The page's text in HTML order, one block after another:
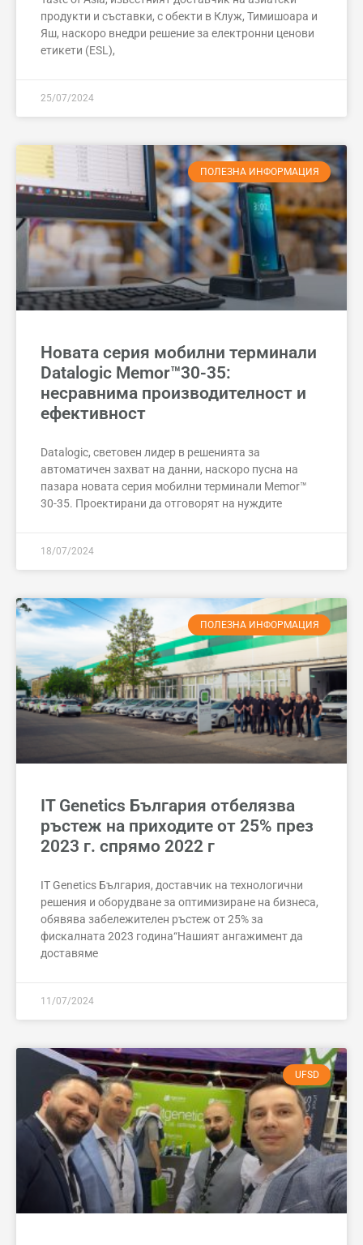
продукти и съставки, с обекти в Клуж, Тимишоара и
Яш, наскоро внедри решение за електронни ценови
етикети (ESL),
25/07/2024
ПОЛЕЗНА ИНФОРМАЦИЯ
Новата серия мобилни терминали
Datalogic Memor™30-35:
несравнима производителност и
ефективност
Datalogic, световен лидер в решенията за
автоматичен захват на данни, наскоро пусна на
пазара новата серия мобилни терминали Memor™
30-35. Проектирани да отговорят на нуждите
18/07/2024
ПОЛЕЗНА ИНФОРМАЦИЯ
IT Genetics България отбелязва
ръстеж на приходите от 25% през
2023 г. спрямо 2022 г
IT Genetics България, доставчик на технологични
решения и оборудване за оптимизиране на бизнеса,
обявява забележителен ръстеж от 25% за
фискалната 2023 година“Нашият ангажимент да
доставяме
11/07/2024
UFSD